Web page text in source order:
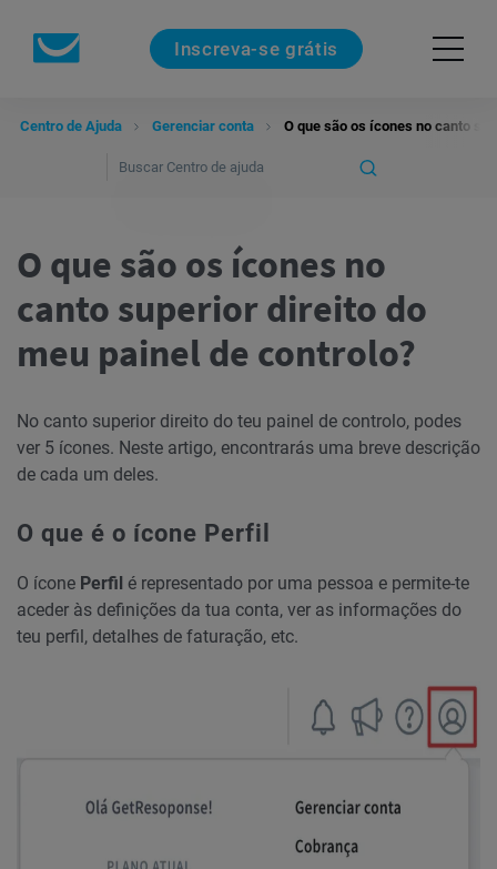
Inscreva-se grátis
Centro de Ajuda Gerenciar conta O que são os ícones no canto
O que são os ícones no
canto superior direito do
meu painel de controlo?
No canto superior direito do teu painel de controlo, podes
ver 5 ícones. Neste artigo, encontrarás uma breve descrição
de cada um deles.
O que é o ícone Perfil
O ícone Perfil é representado por uma pessoa e permite-te
aceder às definições da tua conta, ver as informações do
teu perfil, detalhes de faturação, etc.